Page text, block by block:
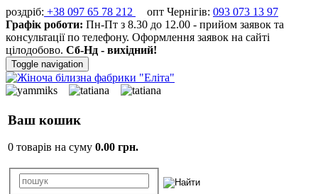
роздріб: +38 097 65 78 212 опт Чернігів: 093 073 13 97
Графік роботи: Пн-Пт з 8.30 до 12.00 - прийом заявок та
консультації по телефону. Оформлення заявок на сайті
цілодобово. Сб-Нд - вихідний!
Toggle navigation
Ваш кошик
0 товарів на суму 0.00 грн.